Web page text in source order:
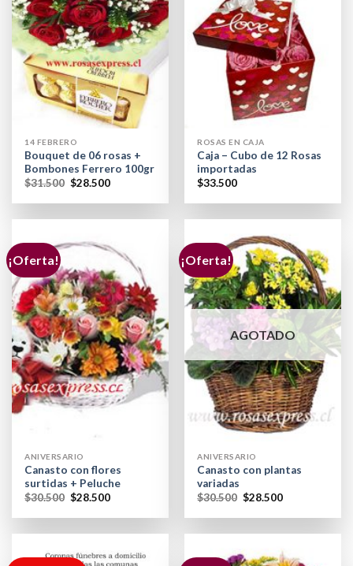
14 FEBRERO
Bouquet de 06 rosas +
Bombones Ferrero 100gr
$31.500 $28.500
ROSAS EN CAJA
Caja – Cubo de 12 Rosas
importadas
$33.500
¡Oferta!
ANIVERSARIO
Canasto con flores
surtidas + Peluche
$30.500 $28.500
¡Oferta!
AGOTADO
ANIVERSARIO
Canasto con plantas
variadas
$30.500 $28.500